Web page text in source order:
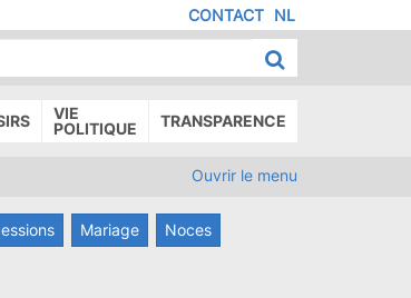
NL
CONTACT
VIE
POLITIQUE
TRANSPARENCE
Ouvrir le menu
Mariage Noces